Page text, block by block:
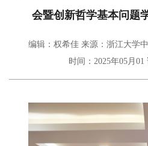
会暨创新哲学基本问题
编辑：权希佳 来源：浙江大学
时间：2025年05月01